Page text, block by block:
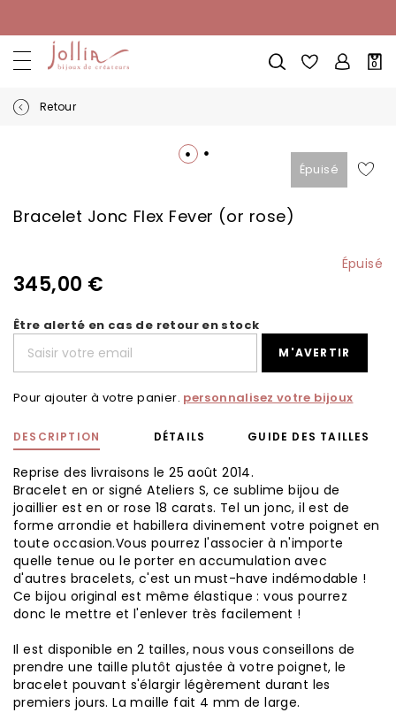
au
contenu
Mon
0
Retour
Bracelet Jonc Flex Fever (or rose)
Épuisé
345,00 €
Être alerté en cas de retour en stock
M'AVERTIR
DESCRIPTION
Reprise des livraisons le 25 août 2014.
Bracelet en or signé Ateliers S, ce sublime bijou de
joaillier est en or rose 18 carats. Tel un jonc, il est de
forme arrondie et habillera divinement votre poignet en
toute occasion.Vous pourrez l'associer à n'importe
quelle tenue ou le porter en accumulation avec
d'autres bracelets, c'est un must-have indémodable !
Ce bijou original est même élastique : vous pourrez
donc le mettre et l'enlever très facilement !
Il est disponible en 2 tailles, nous vous conseillons de
prendre une taille plutôt ajustée à votre poignet, le
bracelet pouvant s'élargir légèrement durant les
premiers jours. La maille fait 4 mm de large.
DÉTAILS GUIDE DES TAILLES
Pour ajouter à votre panier. personnalisez votre bijoux
Épuisé
of
beginning
gallery